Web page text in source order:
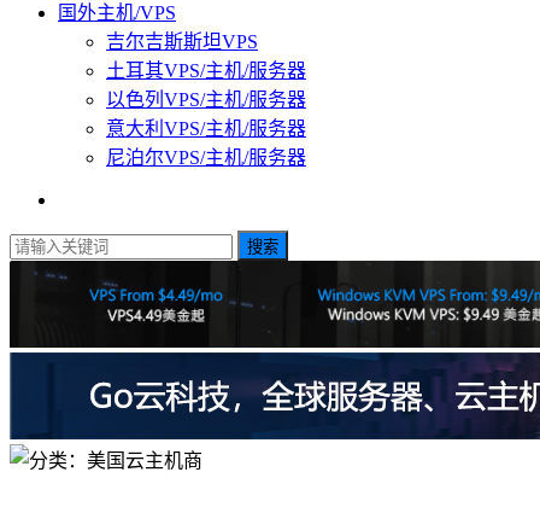
国外主机/VPS
吉尔吉斯斯坦VPS
土耳其VPS/主机/服务器
以色列VPS/主机/服务器
意大利VPS/主机/服务器
尼泊尔VPS/主机/服务器
搜索